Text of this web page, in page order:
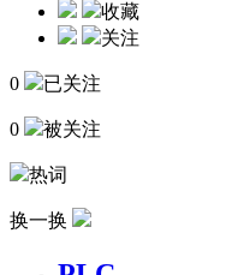
收藏
关注
0 已关注
0 被关注
热词
换一换